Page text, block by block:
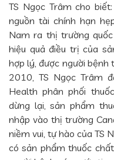
TS Ngọc Trâm cho
nguồn tài chính hạn
Nam ra thị trường
hiệu quả điều trị của
hợp lý, được người bệnh
2010, TS Ngọc Trâm
Health phân phối
dừng lại, sản phẩm
nhập vào thị trường
niềm vui, tự hào của TS
có sản phẩm thuốc